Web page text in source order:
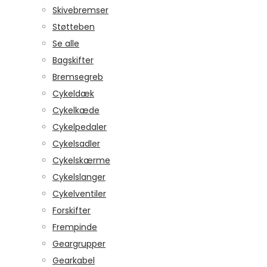
Skivebremser
Støtteben
Se alle
Bagskifter
Bremsegreb
Cykeldæk
Cykelkæde
Cykelpedaler
Cykelsadler
Cykelskærme
Cykelslanger
Cykelventiler
Forskifter
Frempinde
Geargrupper
Gearkabel